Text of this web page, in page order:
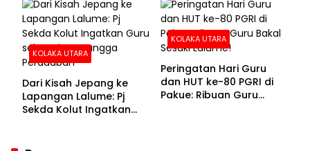
KOLAKA UTARA
Dari Kisah Jepang ke
Lapangan Lalume: Pj
Sekda Kolut Ingatkan
KOLAKA UTARA
Peringatan Hari Guru
dan HUT ke-80 PGRI di
Pakue: Ribuan Guru